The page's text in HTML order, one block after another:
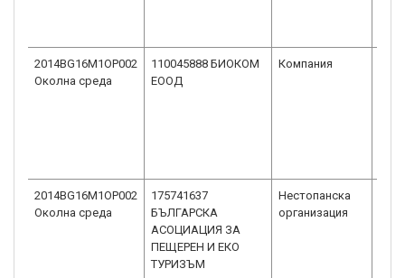
2014BG16M1OP002
Околна среда
110045888 БИОКОМ
ЕООД
Компания
2014BG16M1OP002
Околна среда
175741637
БЪЛГАРСКА
АСОЦИАЦИЯ ЗА
ПЕЩЕРЕН И ЕКО
ТУРИЗЪМ
Нестопанска
организация